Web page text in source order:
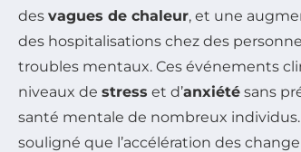
des vagues de chaleur, et une
des hospitalisations chez des
troubles mentaux. Ces événements
niveaux de stress et d’anxiété sans
santé mentale de nombreux individus.
souligné que l’accélération des